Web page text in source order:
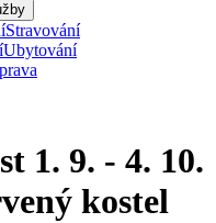
Stravování
Ubytování
1. 9. - 4. 10.
kostel